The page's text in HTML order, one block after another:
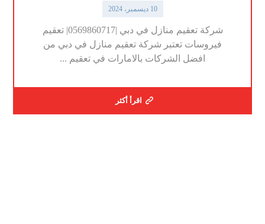
10 ديسمبر، 2024
شركة تعقيم منازل في دبي |0569860717| تعقيم
فيروسات تعتبر شركة تعقيم منازل في دبي من
افضل الشركات بالامارات في تعقيم ...
اقرأ أكثر